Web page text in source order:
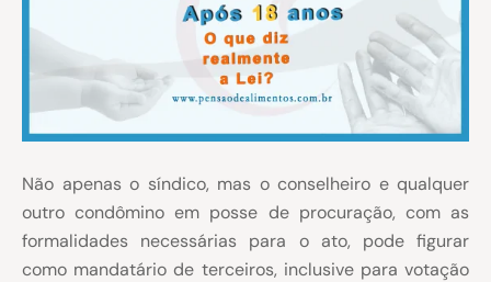
Não apenas o síndico, mas o conselheiro e qualquer
outro condômino em posse de procuração, com as
formalidades necessárias para o ato, pode figurar
como mandatário de terceiros, inclusive para votação